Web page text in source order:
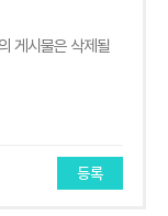
등록